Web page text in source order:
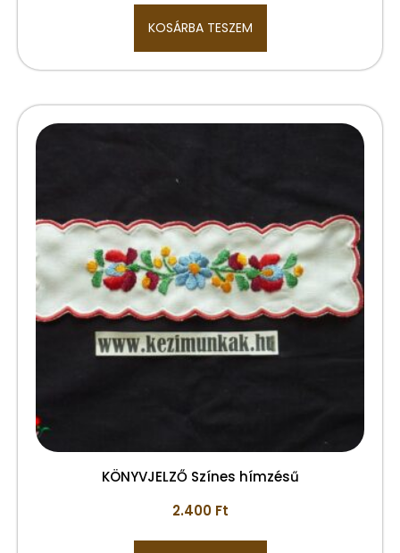
KOSÁRBA TESZEM
KÖNYVJELZŐ Színes hímzésű
2.400 Ft